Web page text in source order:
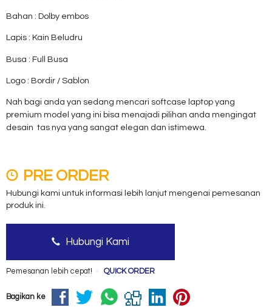
Bahan : Dolby embos
Lapis : Kain Beludru
Busa : Full Busa
Logo : Bordir / Sablon
Nah bagi anda yan sedang mencari softcase laptop yang
premium model yang ini bisa menajadi pilihan anda mengingat
desain tas nya yang sangat elegan dan istimewa.
PRE ORDER
Hubungi kami untuk informasi lebih lanjut mengenai pemesanan
produk ini.
Hubungi Kami
Pemesanan lebih cepat! QUICK ORDER
Bagikan ke